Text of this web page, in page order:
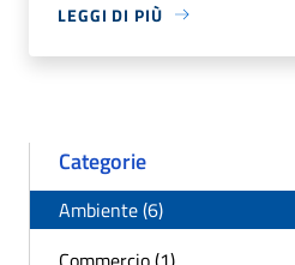
LEGGI DI PIÙ
Categorie
Ambiente (6)